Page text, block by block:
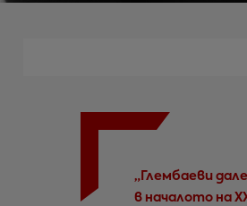
„Глембаеви
в началото на